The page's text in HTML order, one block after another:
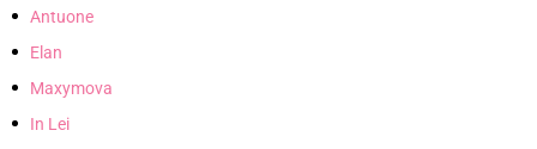
Antuone
Elan
Maxymova
In Lei